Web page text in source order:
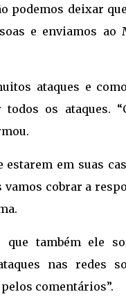
podemos deixar
e enviamos ao
ataques e
os ataques.
em suas
cobrar a
que também ele
nas redes
comentários”.